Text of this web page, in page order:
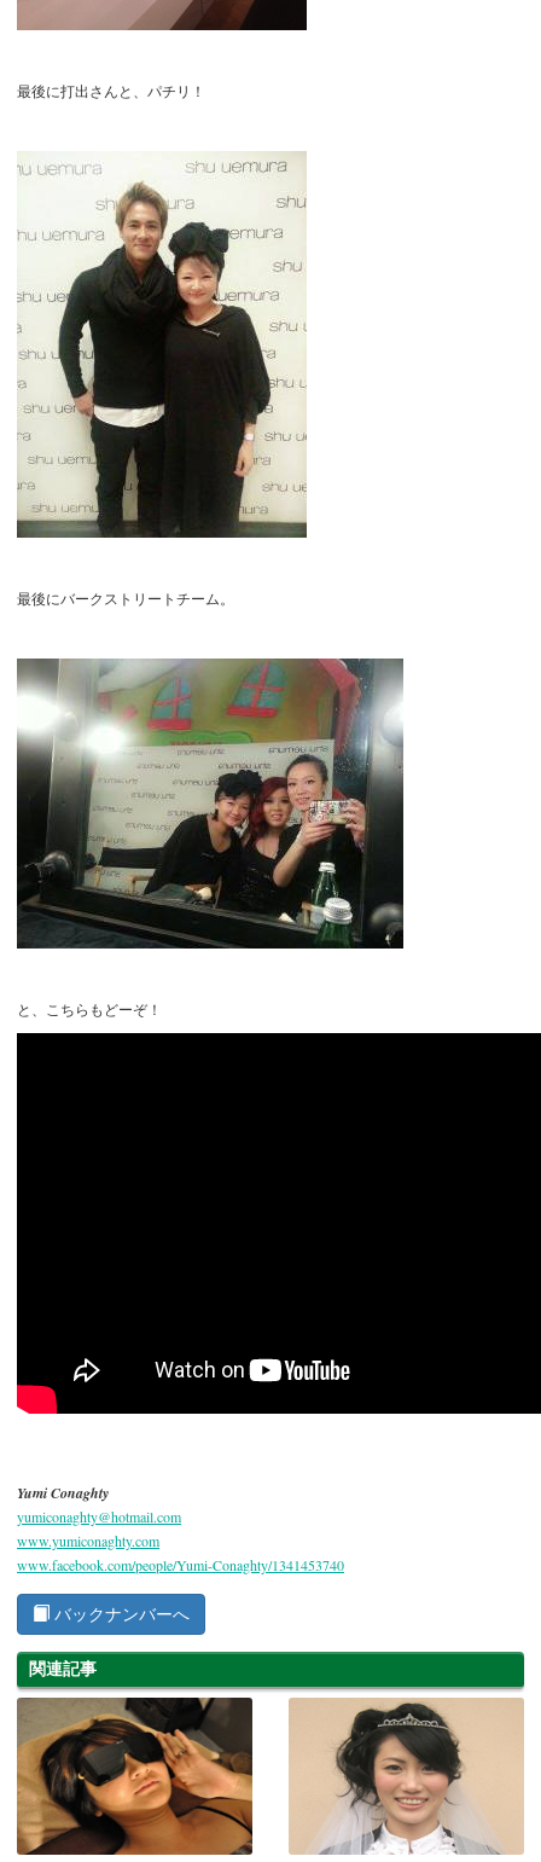
最後に打出さんと、パチリ！
最後にバークストリートチーム。
と、こちらもどーぞ！
Yumi Conaghty
yumiconaghty@hotmail.com
www.yumiconaghty.com
www.facebook.com/people/Yumi-Conaghty/1341453740
バックナンバーへ
関連記事